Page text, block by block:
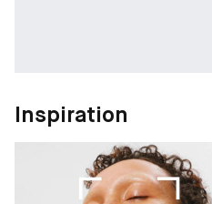
Inspiration